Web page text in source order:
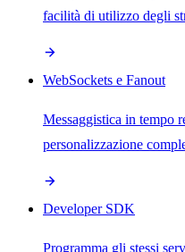
facilità di utilizzo degli
WebSockets e Fanout
Messaggistica in tempo
personalizzazione
Developer SDK
Programma gli stessi